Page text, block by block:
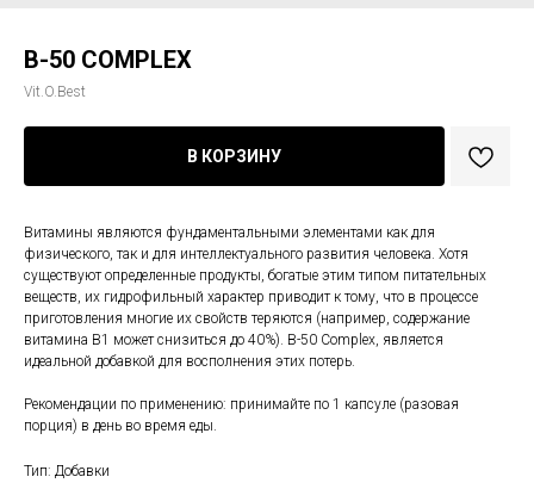
B-50 COMPLEX
Vit.O.Best
В КОРЗИНУ
Витамины являются фундаментальными элементами как для
физического, так и для интеллектуального развития человека. Хотя
существуют определенные продукты, богатые этим типом питательных
веществ, их гидрофильный характер приводит к тому, что в процессе
приготовления многие их свойств теряются (например, содержание
витамина В1 может снизиться до 40%). B-50 Complex, является
идеальной добавкой для восполнения этих потерь.
Рекомендации по применению: принимайте по 1 капсуле (разовая
порция) в день во время еды.
Тип: Добавки